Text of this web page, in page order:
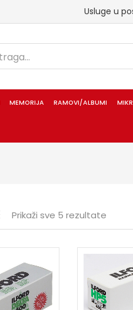
Usluge u
MEMORIJA RAMOVI/ALBUMI
Prikaži sve 5 rezultate